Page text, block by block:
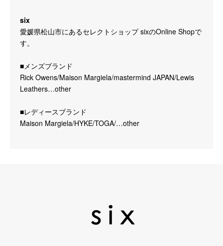
six
愛媛県松山市にあるセレクトショップ sixのOnline Shopで
す。
■メンズブランド
Rick Owens/Maison Margiela/mastermind JAPAN/Lewis
Leathers…other
■レディースブランド
Maison Margiela/HYKE/TOGA/…other